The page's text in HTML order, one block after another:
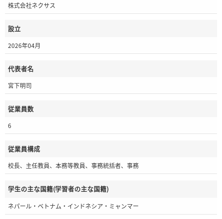
株式会社ネクサス
設立
2026年04月
代表者名
宮下明司
従業員数
6
従業員構成
校長、主任教員、本務等教員、事務統括者、事務
学生の主な国籍(学習者の主な国籍)
ネパール・ベトナム・インドネシア・ミャンマー